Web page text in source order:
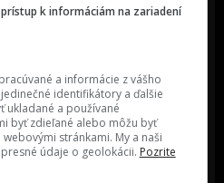
poznáš niekoho, o kom by sme
mali určite napísať?
POŠLI NÁM TIP NA ČLÁNOK
k informáciám na zariadení
a informácie z vášho
identifikátory a ďalšie
ukladané a používané
byť zdieľané alebo môžu byť
stránkami. My a naši
údaje o geolokácii. Pozrite